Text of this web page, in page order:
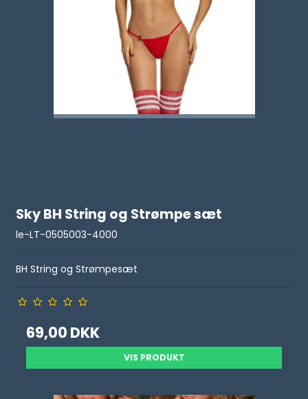
Sky BH String og Strømpe sæt
le-LT-0505003-4000
BH String og Strømpesæt
69,00 DKK
VIS PRODUKT